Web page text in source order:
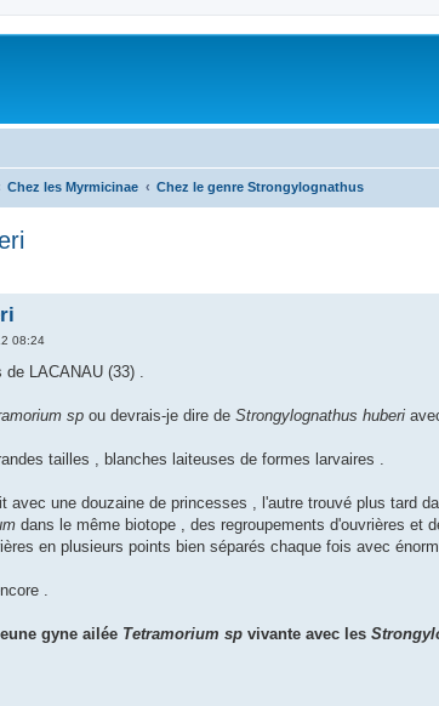
Chez les Myrmicinae Chez le genre Strongylognathus
08:24
de LACANAU (33) .
sp ou devrais-je dire de Strongylognathus huberi
tailles , blanches laiteuses de formes larvaires .
avec une douzaine de princesses , l'autre trouvé plus tard
dans le même biotope , des regroupements d'ouvrières et
en plusieurs points bien séparés chaque fois avec
.
gyne ailée Tetramorium sp vivante avec les